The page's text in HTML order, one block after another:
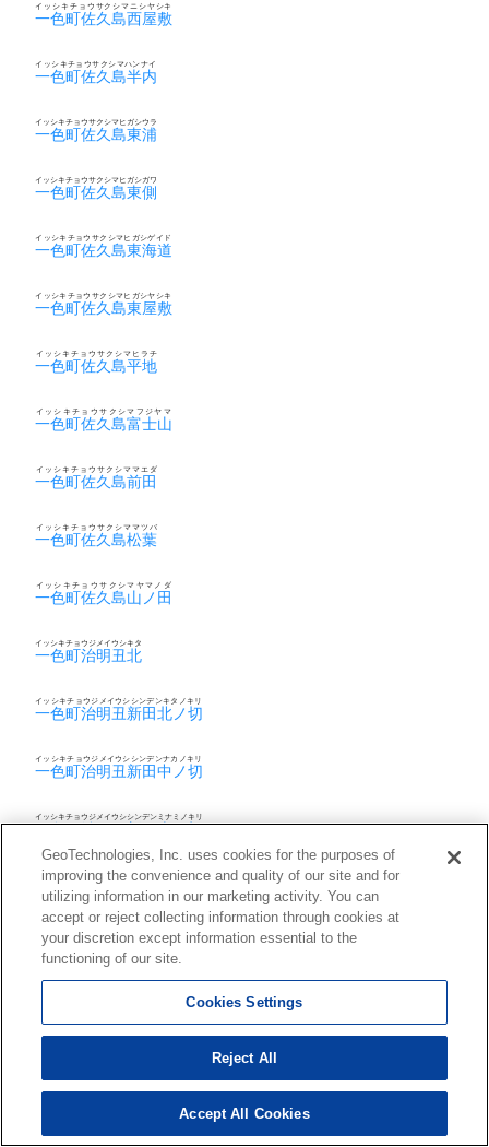
一色町佐久島西屋敷
イッシキチョウサクシマニシヤシキ
一色町佐久島半内
イッシキチョウサクシマハンナイ
一色町佐久島東浦
イッシキチョウサクシマヒガシウラ
一色町佐久島東側
イッシキチョウサクシマヒガシガワ
一色町佐久島東海道
イッシキチョウサクシマヒガシゲイド
一色町佐久島東屋敷
イッシキチョウサクシマヒガシヤシキ
一色町佐久島平地
イッシキチョウサクシマヒラチ
一色町佐久島富士山
イッシキチョウサクシマフジヤマ
一色町佐久島前田
イッシキチョウサクシママエダ
一色町佐久島松葉
イッシキチョウサクシママツバ
一色町佐久島山ノ田
イッシキチョウサクシマヤマノダ
一色町治明丑北
イッシキチョウジメイウシキタ
一色町治明丑新田北ノ切
イッシキチョウジメイウシシンデンキタノキリ
一色町治明丑新田中ノ切
イッシキチョウジメイウシシンデンナカノキリ
一色町治明丑新田南ノ切
イッシキチョウジメイウシシンデンミナミノキリ
一色町治明丑中
イッシキチョウジメイウシナカ
一色町治明丑南
イッシキチョウジメイウシミナミ
GeoTechnologies, Inc. uses cookies for the purposes of
improving the convenience and quality of our site and for
utilizing information in our marketing activity. You can
accept or reject collecting information through cookies at
your discretion except information essential to the
functioning of our site.
Cookies Settings
Reject All
Accept All Cookies